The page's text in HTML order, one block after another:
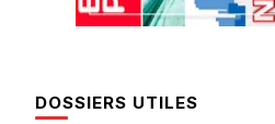
DOSSIERS UTILES